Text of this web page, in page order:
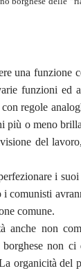
una
funzioni ed
regole
o meno
del
i
comunisti
comune.
anche non
non
organicità del